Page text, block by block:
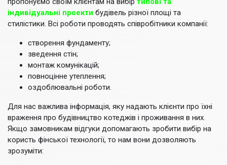
індивідуальні проекти будівель різної площі та
стилістики. Всі роботи проводять співробітники компанії:
створення фундаменту;
зведення стін;
монтаж комунікацій;
повноцінне утеплення;
оздоблювальні роботи.
Для нас важлива інформація, яку надають клієнти про їхні
враження про будівництво котеджів і проживання в них.
Якщо замовникам відгуки допомагають зробити вибір на
користь фінської технології, то нам вони дозволяють
зрозуміти: